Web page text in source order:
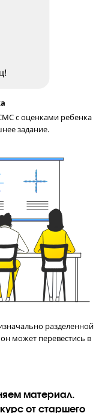
ученику
заданию.
СМС с оценками
задание.